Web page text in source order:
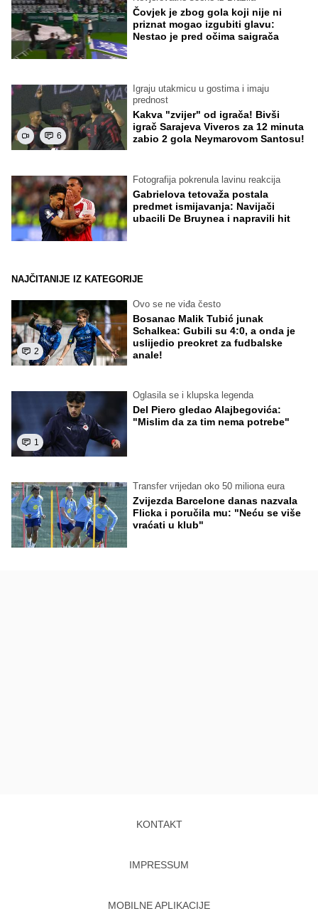
Čovjek je zbog gola koji nije ni
priznat mogao izgubiti glavu:
Nestao je pred očima saigrača
6
Igraju utakmicu u gostima i imaju
prednost
Kakva "zvijer" od igrača! Bivši
igrač Sarajeva Viveros za 12 minuta
zabio 2 gola Neymarovom Santosu!
Fotografija pokrenula lavinu reakcija
Gabrielova tetovaža postala
predmet ismijavanja: Navijači
ubacili De Bruynea i napravili hit
NAJČITANIJE IZ KATEGORIJE
2
Ovo se ne viđa često
Bosanac Malik Tubić junak
Schalkea: Gubili su 4:0, a onda je
uslijedio preokret za fudbalske
anale!
1
Oglasila se i klupska legenda
Del Piero gledao Alajbegovića:
"Mislim da za tim nema potrebe"
Transfer vrijedan oko 50 miliona eura
Zvijezda Barcelone danas nazvala
Flicka i poručila mu: "Neću se više
vraćati u klub"
KONTAKT
IMPRESSUM
MOBILNE APLIKACIJE